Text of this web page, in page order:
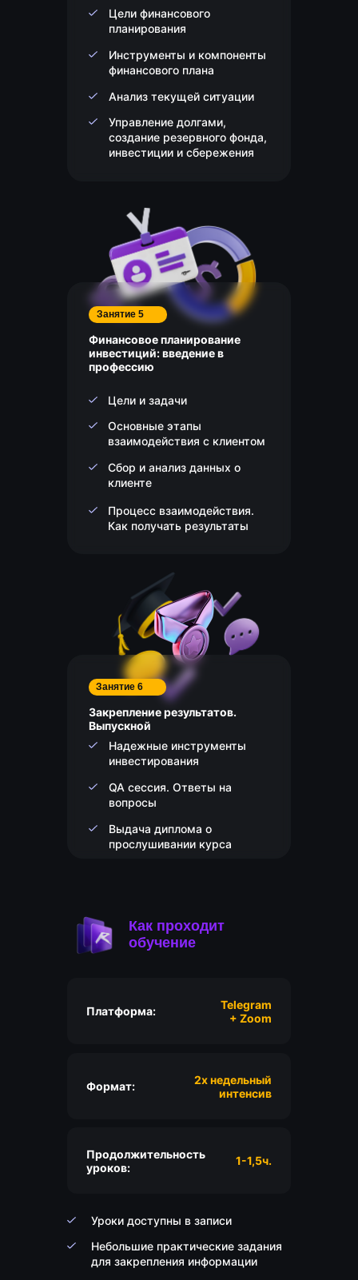
Финансовое планирование
инвестиций: введение в
профессию
Цели и задачи
Занятие 5
Основные этапы
взаимодействия с клиентом
Сбор и анализ данных о
клиенте
Процесс взаимодействия.
Как получать результаты
Закрепление результатов.
Выпускной
Надежные инструменты
инвестирования
QA сессия. Ответы на
вопросы
Цели финансового
планирования
Занятие 6
Выдача диплома о
прослушивании курса
Инструменты и компоненты
финансового плана
Анализ текущей ситуации
Управление долгами,
создание резервного фонда,
инвестиции и сбережения
Как проходит
обучение
Платформа:
Telegram
+ Zoom
Формат:
2х недельный
интенсив
Продолжительность
уроков:
1-1,5ч.
Уроки доступны в записи
Небольшие практические задания
для закрепления информации